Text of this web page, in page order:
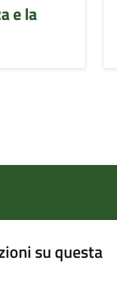
e la
su questa